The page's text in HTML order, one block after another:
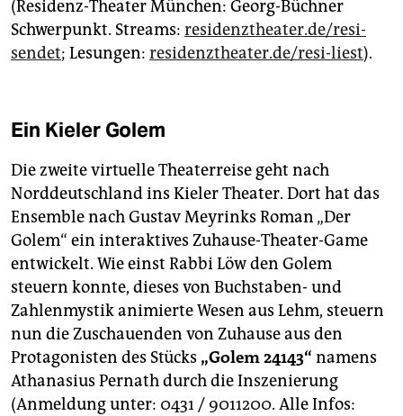
(Residenz-Theater München: Georg-Büchner
Schwerpunkt. Streams: residenztheater.de/resi-
sendet; Lesungen: residenztheater.de/resi-liest).
Ein Kieler Golem
Die zweite virtuelle Theaterreise geht nach
Norddeutschland ins Kieler Theater. Dort hat das
Ensemble nach Gustav Meyrinks Roman „Der
Golem“ ein interaktives Zuhause-Theater-Game
entwickelt. Wie einst Rabbi Löw den Golem
steuern konnte, dieses von Buchstaben- und
Zahlenmystik animierte Wesen aus Lehm, steuern
nun die Zuschauenden von Zuhause aus den
Protagonisten des Stücks „Golem 24143“ namens
Athanasius Pernath durch die Inszenierung
(Anmeldung unter: 0431 / 9011200. Alle Infos: